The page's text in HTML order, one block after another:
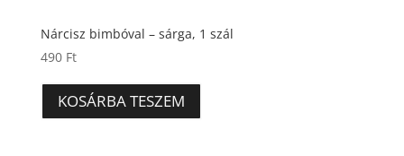
Nárcisz bimbóval – sárga, 1 szál
490 Ft
KOSÁRBA TESZEM